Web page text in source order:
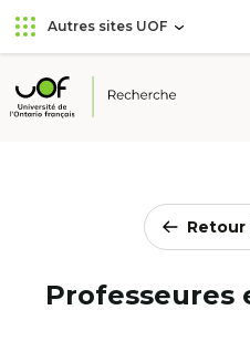
Aller
au
principal
Passer
au
Autres sites UOF
Université
Retour
Professeures